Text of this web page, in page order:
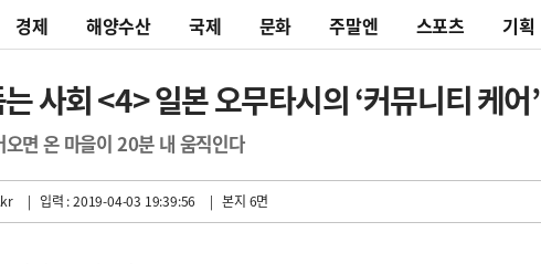
경제 해양수산 국제 문화 주말엔 스포츠 기획
사회 <4> 일본 오무타시의 ‘커뮤니티 케어’
면 온 마을이 20분 내 움직인다
| 입력 : 2019-04-03 19:39:56 | 본지 6면